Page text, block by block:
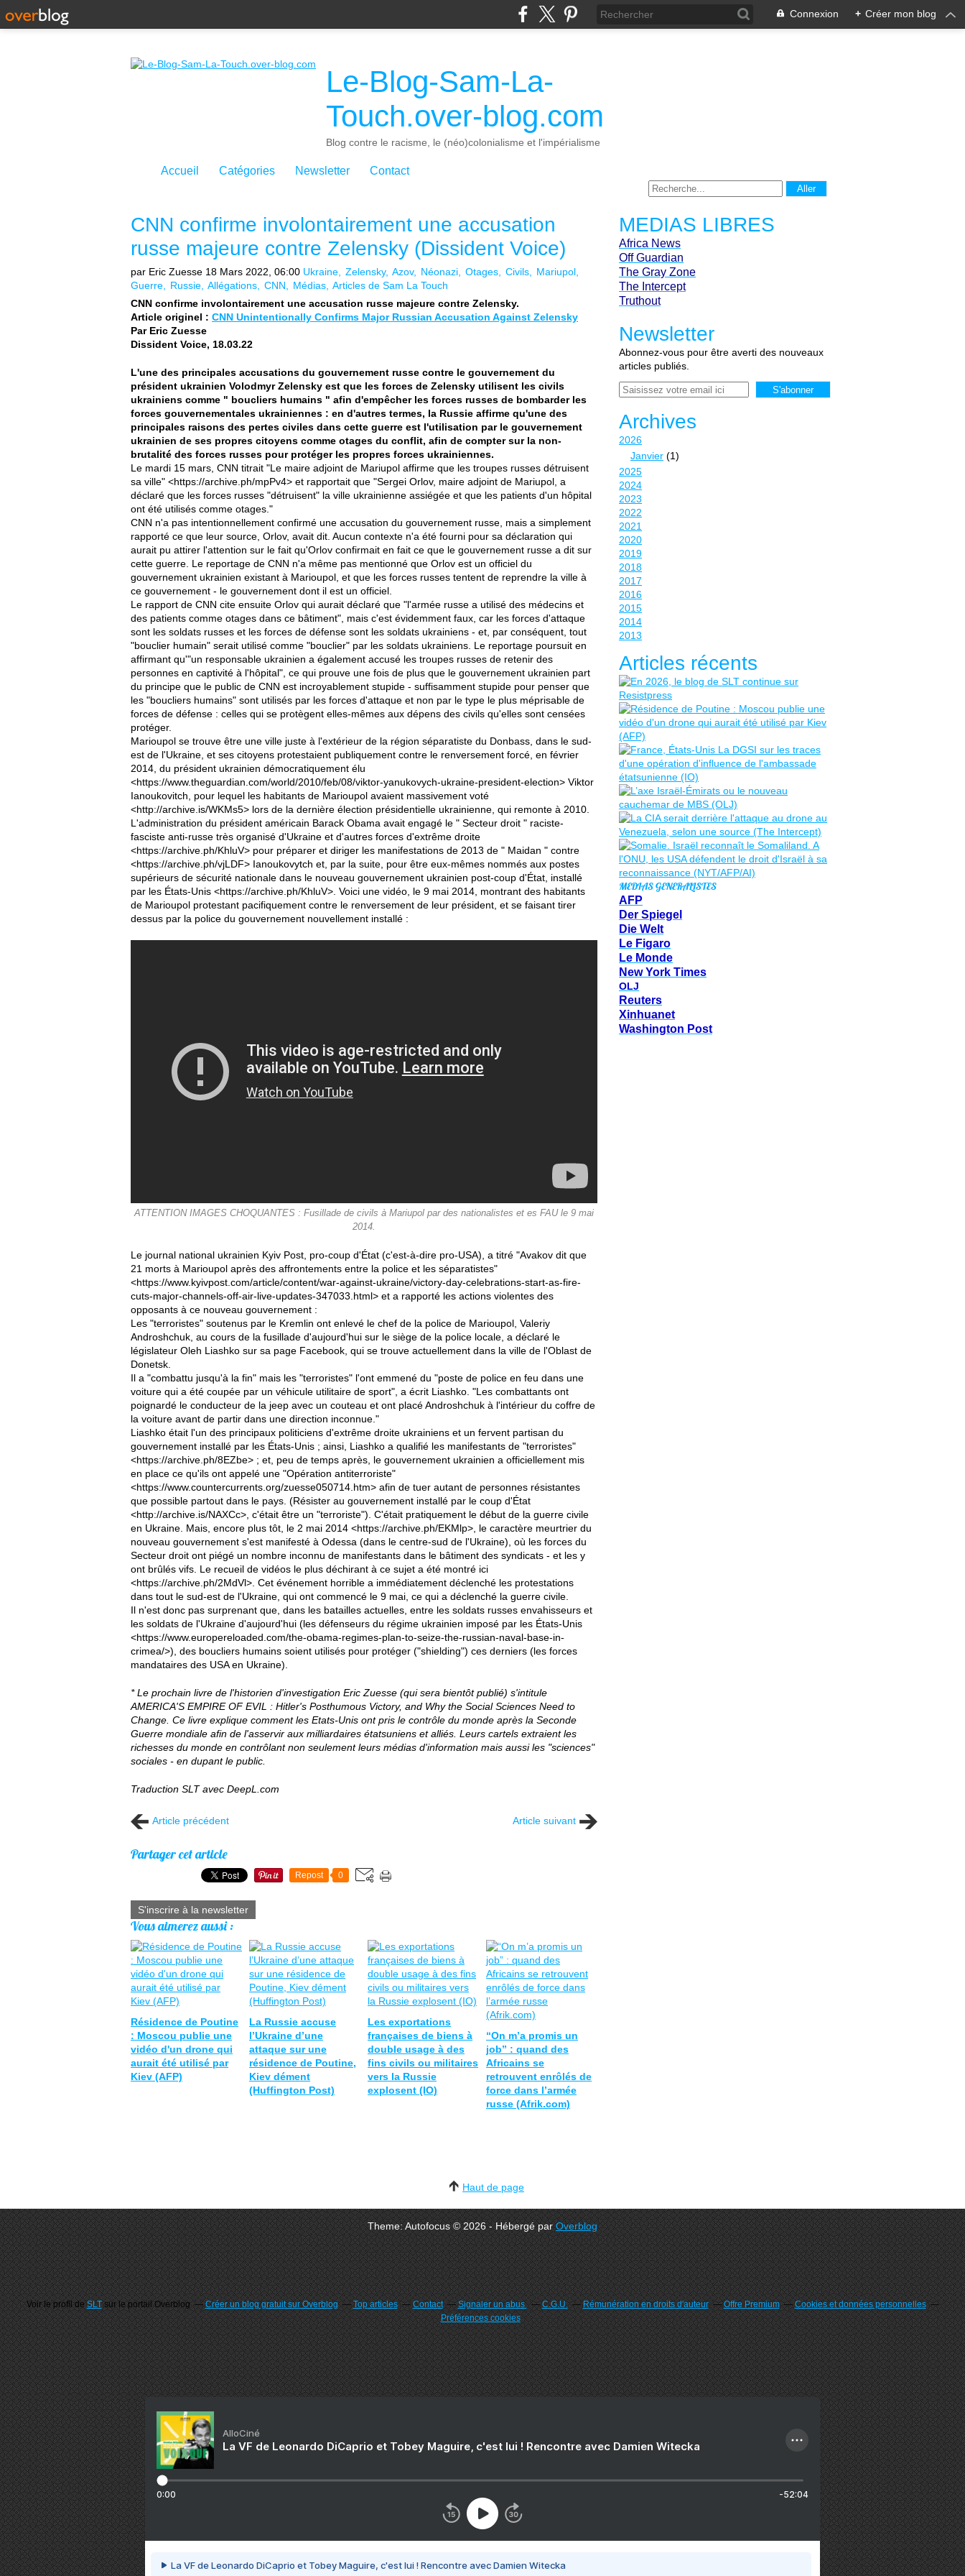
Connexion + Créer mon blog
Le-Blog-Sam-La-
Touch.over-blog.com
Blog contre le racisme, le (néo)colonialisme et l'impérialisme
Accueil Catégories Newsletter Contact
CNN confirme involontairement une accusation
russe majeure contre Zelensky (Dissident Voice)
par Eric Zuesse 18 Mars 2022, 06:00 Ukraine Zelensky Azov Néonazi Otages Civils
Mariupol
Guerre
Russie Allégations CNN Médias Articles de Sam La Touch
CNN confirme involontairement une accusation russe majeure contre Zelensky.
Article originel : CNN Unintentionally Confirms Major Russian Accusation Against Zelensky
Par Eric Zuesse
Dissident Voice, 18.03.22
L'une des principales accusations du gouvernement russe contre le gouvernement du
président ukrainien Volodmyr Zelensky est que les forces de Zelensky utilisent les civils
ukrainiens comme " boucliers humains " afin d'empêcher les forces russes de bombarder les
forces gouvernementales ukrainiennes : en d'autres termes, la Russie affirme qu'une des
principales raisons des pertes civiles dans cette guerre est l'utilisation par le gouvernement
ukrainien de ses propres citoyens comme otages du conflit, afin de compter sur la non-
brutalité des forces russes pour protéger les propres forces ukrainiennes.
Le mardi 15 mars, CNN titrait "Le maire adjoint de Mariupol affirme que les troupes russes détruisent
sa ville" <https://archive.ph/mpPv4> et rapportait que "Sergei Orlov, maire adjoint de Mariupol, a
déclaré que les forces russes "détruisent" la ville ukrainienne assiégée et que les patients d'un hôpital
ont été utilisés comme otages."
CNN n'a pas intentionnellement confirmé une accusation du gouvernement russe, mais a simplement
rapporté ce que leur source, Orlov, avait dit. Aucun contexte n'a été fourni pour sa déclaration qui
aurait pu attirer l'attention sur le fait qu'Orlov confirmait en fait ce que le gouvernement russe a dit sur
cette guerre. Le reportage de CNN n'a même pas mentionné que Orlov est un officiel du
gouvernement ukrainien existant à Marioupol, et que les forces russes tentent de reprendre la ville à
ce gouvernement - le gouvernement dont il est un officiel.
Le rapport de CNN cite ensuite Orlov qui aurait déclaré que "l'armée russe a utilisé des médecins et
des patients comme otages dans ce bâtiment", mais c'est évidemment faux, car les forces d'attaque
sont les soldats russes et les forces de défense sont les soldats ukrainiens - et, par conséquent, tout
"bouclier humain" serait utilisé comme "bouclier" par les soldats ukrainiens. Le reportage poursuit en
affirmant qu'"un responsable ukrainien a également accusé les troupes russes de retenir des
personnes en captivité à l'hôpital", ce qui prouve une fois de plus que le gouvernement ukrainien part
du principe que le public de CNN est incroyablement stupide - suffisamment stupide pour penser que
les "boucliers humains" sont utilisés par les forces d'attaque et non par le type le plus méprisable de
forces de défense : celles qui se protègent elles-mêmes aux dépens des civils qu'elles sont censées
protéger.
Marioupol se trouve être une ville juste à l'extérieur de la région séparatiste du Donbass, dans le sud-
est de l'Ukraine, et ses citoyens protestaient publiquement contre le renversement forcé, en février
2014, du président ukrainien démocratiquement élu
<https://www.theguardian.com/world/2010/feb/08/viktor-yanukovych-ukraine-president-election> Viktor
Ianoukovitch, pour lequel les habitants de Marioupol avaient massivement voté
<http://archive.is/WKMs5> lors de la dernière élection présidentielle ukrainienne, qui remonte à 2010.
L'administration du président américain Barack Obama avait engagé le " Secteur droit " raciste-
fasciste anti-russe très organisé d'Ukraine et d'autres forces d'extrême droite
<https://archive.ph/KhluV> pour préparer et diriger les manifestations de 2013 de " Maidan " contre
<https://archive.ph/vjLDF> Ianoukovytch et, par la suite, pour être eux-mêmes nommés aux postes
supérieurs de sécurité nationale dans le nouveau gouvernement ukrainien post-coup d'État, installé
par les États-Unis <https://archive.ph/KhluV>. Voici une vidéo, le 9 mai 2014, montrant des habitants
de Marioupol protestant pacifiquement contre le renversement de leur président, et se faisant tirer
dessus par la police du gouvernement nouvellement installé :
ATTENTION IMAGES CHOQUANTES : Fusillade de civils à Mariupol par des nationalistes et es FAU le 9 mai
2014.
Le journal national ukrainien Kyiv Post, pro-coup d'État (c'est-à-dire pro-USA), a titré "Avakov dit que
21 morts à Marioupol après des affrontements entre la police et les séparatistes"
<https://www.kyivpost.com/article/content/war-against-ukraine/victory-day-celebrations-start-as-fire-
cuts-major-channels-off-air-live-updates-347033.html> et a rapporté les actions violentes des
opposants à ce nouveau gouvernement :
Les "terroristes" soutenus par le Kremlin ont enlevé le chef de la police de Marioupol, Valeriy
Androshchuk, au cours de la fusillade d'aujourd'hui sur le siège de la police locale, a déclaré le
législateur Oleh Liashko sur sa page Facebook, qui se trouve actuellement dans la ville de l'Oblast de
Donetsk.
Il a "combattu jusqu'à la fin" mais les "terroristes" l'ont emmené du "poste de police en feu dans une
voiture qui a été coupée par un véhicule utilitaire de sport", a écrit Liashko. "Les combattants ont
poignardé le conducteur de la jeep avec un couteau et ont placé Androshchuk à l'intérieur du coffre de
la voiture avant de partir dans une direction inconnue."
Liashko était l'un des principaux politiciens d'extrême droite ukrainiens et un fervent partisan du
gouvernement installé par les États-Unis ; ainsi, Liashko a qualifié les manifestants de "terroristes"
<https://archive.ph/8EZbe> ; et, peu de temps après, le gouvernement ukrainien a officiellement mis
en place ce qu'ils ont appelé une "Opération antiterroriste"
<https://www.countercurrents.org/zuesse050714.htm> afin de tuer autant de personnes résistantes
que possible partout dans le pays. (Résister au gouvernement installé par le coup d'État
<http://archive.is/NAXCc>, c'était être un "terroriste"). C'était pratiquement le début de la guerre civile
en Ukraine. Mais, encore plus tôt, le 2 mai 2014 <https://archive.ph/EKMlp>, le caractère meurtrier du
nouveau gouvernement s'est manifesté à Odessa (dans le centre-sud de l'Ukraine), où les forces du
Secteur droit ont piégé un nombre inconnu de manifestants dans le bâtiment des syndicats - et les y
ont brûlés vifs. Le recueil de vidéos le plus déchirant à ce sujet a été montré ici
<https://archive.ph/2MdVl>. Cet événement horrible a immédiatement déclenché les protestations
dans tout le sud-est de l'Ukraine, qui ont commencé le 9 mai, ce qui a déclenché la guerre civile.
Il n'est donc pas surprenant que, dans les batailles actuelles, entre les soldats russes envahisseurs et
les soldats de l'Ukraine d'aujourd'hui (les défenseurs du régime ukrainien imposé par les États-Unis
<https://www.europereloaded.com/the-obama-regimes-plan-to-seize-the-russian-naval-base-in-
crimea/>), des boucliers humains soient utilisés pour protéger ("shielding") ces derniers (les forces
mandataires des USA en Ukraine).
* Le prochain livre de l'historien d'investigation Eric Zuesse (qui sera bientôt publié) s'intitule
AMERICA'S EMPIRE OF EVIL : Hitler's Posthumous Victory, and Why the Social Sciences Need to
Change. Ce livre explique comment les Etats-Unis ont pris le contrôle du monde après la Seconde
Guerre mondiale afin de l'asservir aux milliardaires étatsuniens et alliés. Leurs cartels extraient les
richesses du monde en contrôlant non seulement leurs médias d'information mais aussi les "sciences"
sociales - en dupant le public.
Traduction SLT avec DeepL.com
Article précédent Article suivant
Partager cet article
Repost 0
S'inscrire à la newsletter
Vous aimerez aussi :
Résidence de Poutine
: Moscou publie une
vidéo d'un drone qui
aurait été utilisé par
Kiev (AFP)
La Russie accuse
l’Ukraine d’une
attaque sur une
résidence de Poutine,
Kiev dément
(Huffington Post)
Les exportations
françaises de biens à
double usage à des
fins civils ou militaires
vers la Russie
explosent (IO)
“On m’a promis un
job” : quand des
Africains se
retrouvent enrôlés de
force dans l’armée
russe (Afrik.com)
MEDIAS LIBRES
Africa News
Off Guardian
The Gray Zone
The Intercept
Truthout
Newsletter
Abonnez-vous pour être averti des nouveaux
articles publiés.
Email
Archives
2026
Janvier (1)
2025
2024
2023
2022
2021
2020
2019
2018
2017
2016
2015
2014
2013
Articles récents
MEDIAS GENERALISTES
AFP
Der Spiegel
Die Welt
Le Figaro
Le Monde
New York Times
OLJ
Reuters
Xinhuanet
Washington Post
Haut de page
Theme: Autofocus © 2026 - Hébergé parOverblog
Voir le profil deSLTsur le portail Overblog Créer un blog gratuit sur Overblog Top articles Contact Signaler un abus C.G.U. Rémunération en droits d'auteur Offre Premium
Cookies et données personnelles
Préférences cookies
AlloCiné
La VF de Leonardo DiCaprio et Tobey Maguire, c'est lui ! Rencontre avec Damien Witecka
0:00 -52:04
La VF de Leonardo DiCaprio et Tobey Maguire, c'est lui ! Rencontre avec Damien Witecka